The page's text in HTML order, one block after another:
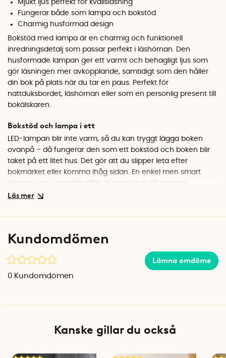
Mjukt ljus perfekt för kvällsläsning
Fungerar både som lampa och bokstöd
Charmig husformad design
Bokstöd med lampa är en charmig och funktionell
inredningsdetalj som passar perfekt i läshörnan. Den
husformade lampan ger ett varmt och behagligt ljus som
gör läsningen mer avkopplande, samtidigt som den håller
din bok på plats när du tar en paus. Perfekt för
nattduksbordet, läshörnan eller som en personlig present till
bokälskaren.
Bokstöd och lampa i ett
LED-lampan blir inte varm, så du kan tryggt lägga boken
ovanpå – då fungerar den som ett bokstöd och boken blir
taket på ett litet hus. Det gör att du slipper leta efter
bokmärket eller komma ihåg sidan. En enkel men smart
lösning som samtidigt tillför personlighet till rummet.
vill läsa i sängen eller i soffan utan att störa någon annan i
Kompakt och lättplacerad
Väggadapter för laddkabel medföljer ej.
Kundomdömen
Lämna omdöme
0 Kundomdömen
Kanske gillar du också